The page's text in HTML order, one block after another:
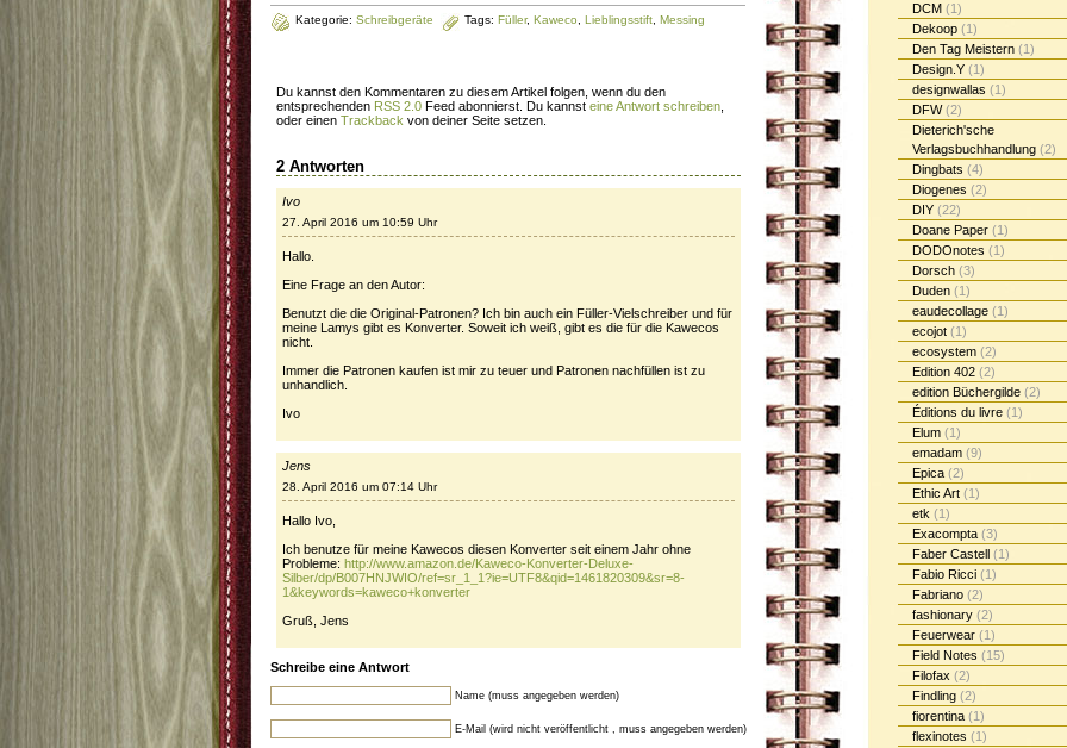
DCM (1)
Dekoop (1)
Den Tag Meistern (1)
Design.Y (1)
designwallas (1)
DFW(2)
Dieterich'sche
Verlagsbuchhandlung (2)
Dingbats (4)
Diogenes (2)
DIY (22)
Doane Paper (1)
DODOnotes (1)
Dorsch (3)
Duden (1)
eaudecollage (1)
ecojot (1)
ecosystem (2)
Edition 402 (2)
edition Büchergilde (2)
Éditions du livre (1)
Elum (1)
emadam (9)
Epica (2)
Ethic Art (1)
etk (1)
Exacompta (3)
Faber Castell (1)
Fabio Ricci (1)
Fabriano (2)
fashionary (2)
Feuerwear (1)
Field Notes (15)
Filofax (2)
Findling (2)
fiorentina (1)
flexinotes (1)
Kategorie: Schreibgeräte Tags: Füller, Kaweco Lieblingsstift Messing
Du kannst den Kommentaren zu diesem Artikel folgen, wenn du den
entsprechenden RSS 2.0 Feed abonnierst. Du kannst eine Antwort schreiben
oder einen Trackback von deiner Seite setzen.
2 Antworten
Ivo
27. April 2016 um 10:59 Uhr
Hallo.
Eine Frage an den Autor:
Benutzt die die Original-Patronen? Ich bin auch ein Füller-Vielschreiber und für
meine Lamys gibt es Konverter. Soweit ich weiß, gibt es die für die Kawecos
nicht.
Immer die Patronen kaufen ist mir zu teuer und Patronen nachfüllen ist zu
unhandlich.
Ivo
Jens
28. April 2016 um 07:14 Uhr
Hallo Ivo,
Ich benutze für meine Kawecos diesen Konverter seit einem Jahr ohne
Probleme: http://www.amazon.de/Kaweco-Konverter-Deluxe-
Silber/dp/B007HNJWIO/ref=sr_1_1?ie=UTF8&qid=1461820309&sr=8-
1&keywords=kaweco+konverter
Gruß, Jens
Schreibe eine Antwort
Name (muss angegeben werden)
E-Mail (wird nicht veröffentlicht , muss angegeben werden)